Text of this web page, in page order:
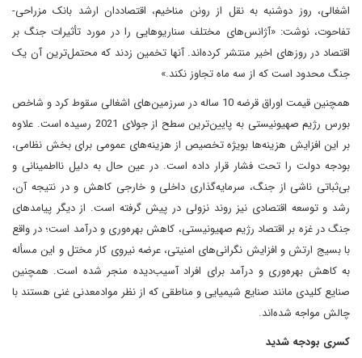
اشغالی، روز دوشنبه به نقل از رونن مناخیم، اقتصاددان ارشد بانک مزراحی-
تفاحوت، نوشت: «آژانس‌های مختلف سناریو‌هایی را در مورد تأثیرات جنگ بر
اقتصاد در روز‌های اخیر منتشر کرده‌اند. آنها تخمین زدند که محتمل‌ترین آن یک
جنگ محدود است که از سه ماه تجاوز نکند.»
همچنین قیمت اوراق قرضه 10 ساله در سرزمین‌های اشغالی سقوط کرد و شاخص
بورس رژیم صهیونیستی به پایین‌ترین سطح از جولای 2021 رسیده است. علاوه
بر این افزایش هزینه‌ها بویژه تخصیص از هزینه‌های عمومی برای بخش نظامی،
بودجه دولت را تحت فشار قرار داده است. در عین حال به دلیل نااطمینانی و
بی‌ثباتی ناشی از جنگ، سرمایه‌گذاری ‌داخلی و خارجی کاهش و در نتیجه آن،
رشد و توسعه اقتصادی نیز روند نزولی در پیش گرفته است. از دیگر پیامدهای
جنگ در غزه بر اقتصاد رژیم صهیونیستی، کاهش بهره‌وری و درآمد است؛ در واقع
با بسیج ارتش و افزایش نگرانی‌های امنیتی، عرضه نیروی کار مختل و این مسأله
به کاهش بهره‌وری و درآمد برای افراد آسیب‌دیده منجر شده است. همچنین
صنایع کلیدی مانند صنایع شیمیایی و مناطقی که از نظر موادمعدنی غنی هستند با
چالش مواجه شده‌اند.
کسری بودجه شدید